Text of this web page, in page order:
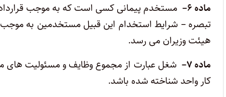
ماده۶– مستخدم پیمانی کسی است که به موجب
تبصره – شرایط استخدام این قبیل مستخدمین به موجب
هیئت وزیران می رسد.
ماده۷– شغل عبارت از مجموع وظایف و مسئولیت های
کار واحد شناخته شده باشد.